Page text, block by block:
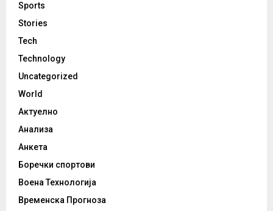
Sports
Stories
Tech
Technology
Uncategorized
World
Актуелно
Анализа
Анкета
Боречки спортови
Воена Технологија
Временска Прогноза